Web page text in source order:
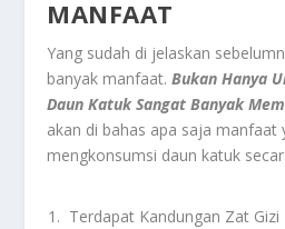
MANFAAT
Yang sudah di jelaskan
banyak manfaat.Bukan Hanya
Daun Katuk Sangat Banyak
akan di bahas apa saja manfaat
mengkonsumsi daun katuk
Terdapat Kandungan Zat